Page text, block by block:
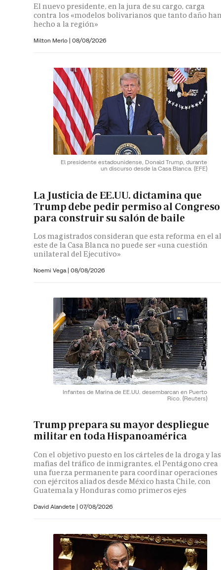
El nuevo presidente, en la jura de su cargo, carga
contra los «modelos bolivarianos que tanto daño
hecho a la región»
Milton Merlo | 08/08/2026
El presidente estadounidense, Donald Trump, durante
un discurso desde la Casa Blanca. (EFE)
La Justicia de EE.UU. dictamina que
Trump debe pedir permiso al Congreso
para construir su salón de baile
Los magistrados consideran que esta reforma en el
este de la Casa Blanca no puede ser «una cuestión
unilateral del Ejecutivo»
Noemi Vega | 08/08/2026
Infantes de Marina de EE.UU. desembarcan en Puerto
Rico. (Reuters)
Trump prepara su mayor despliegue
militar en toda Hispanoamérica
Con el objetivo puesto en los cárteles de la droga y las
mafias del tráfico de inmigrantes, el Pentágono crea
una fuerza permanente para coordinar operaciones
con ejércitos aliados desde México hasta Chile, con
Guatemala y Honduras como primeros ejes
David Alandete | 07/08/2026